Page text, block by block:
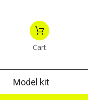
Cart
Model kit